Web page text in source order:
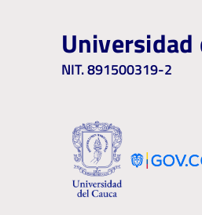
Universidad
NIT. 891500319-2